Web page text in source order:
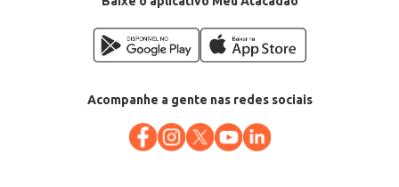
Acompanhe a gente nas redes sociais